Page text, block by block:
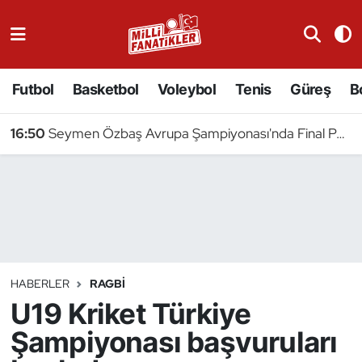
Futbol Basketbol Voleybol Tenis Güreş
16:50 Seymen Özbaş Avrupa Şampiyonası'nda Final Peşinde
HABERLER RAGBI
U19 Kriket Türkiye
Şampiyonası başvuruları
Badminton
Binicilik
Bisiklet